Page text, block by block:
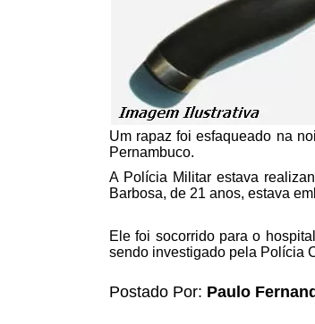
Um rapaz foi esfaqueado na
Pernambuco.
A Polícia Militar estava
Barbosa, de 21 anos, estava
Ele foi socorrido para o
sendo investigado pela Polícia
Postado Por: Paulo